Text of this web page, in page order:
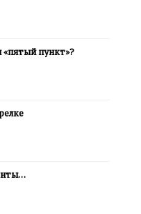
пункт»?